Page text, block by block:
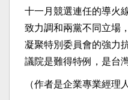
十一月競選連任的導火
致力調和兩黨不同立場
凝聚特別委員會的強力
議院是難得特例，是台
（作者是企業專業經理人